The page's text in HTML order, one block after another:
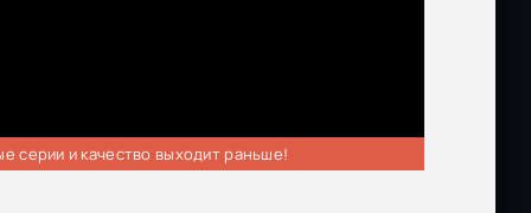
серии и качество выходит раньше!